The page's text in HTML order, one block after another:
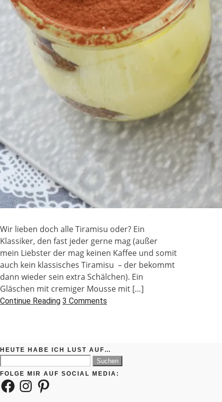
Wir lieben doch alle Tiramisu oder? Ein
Klassiker, den fast jeder gerne mag (außer
mein Liebster der mag keinen Kaffee und somit
auch kein klassisches Tiramisu – der bekommt
dann wieder sein extra Schälchen). Ein
Gläschen mit cremiger Mousse mit […]
Continue Reading 3 Comments
HEUTE HABE ICH LUST AUF…
nach:
FOLGE MIR AUF SOCIAL MEDIA:
FacebookInstagramPinterest